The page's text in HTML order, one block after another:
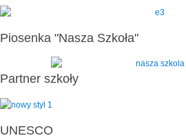
Piosenka "Nasza Szkoła"
Partner szkoły
UNESCO